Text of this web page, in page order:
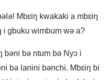
Mbɛiŋ kwakaki a mbɛiŋ
i gbuku wimbum wə a?
bəni bə ntum bə Nyɔ i
bə lanini bənchi. Mbɛiŋ bi